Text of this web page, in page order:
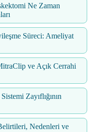
Ne Zaman
Süreci: Ameliyat
ve Açık Cerrahi
Zayıflığının
Nedenleri ve